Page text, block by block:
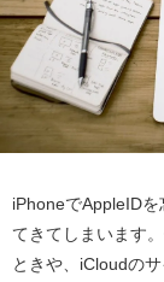
iPhoneでAppleID
てきてしまいます
ときや、iCloudの